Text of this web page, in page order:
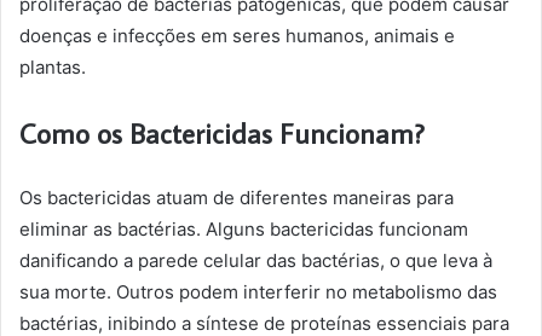
doenças e infecções em seres humanos, animais e
plantas.
Como os Bactericidas Funcionam?
Os bactericidas atuam de diferentes maneiras para
eliminar as bactérias. Alguns bactericidas funcionam
danificando a parede celular das bactérias, o que leva à
sua morte. Outros podem interferir no metabolismo das
bactérias, inibindo a síntese de proteínas essenciais para